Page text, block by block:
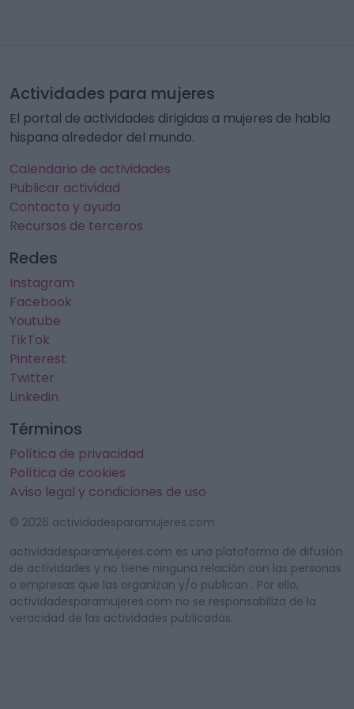
Actividades para mujeres
El portal de actividades dirigidas a mujeres de habla
hispana alrededor del mundo.
Calendario de actividades
Publicar actividad
Contacto y ayuda
Recursos de terceros
Redes
Instagram
Facebook
Youtube
TikTok
Pinterest
Twitter
Linkedin
Términos
Política de privacidad
Política de cookies
Aviso legal y condiciones de uso
© 2026 actividadesparamujeres.com
actividadesparamujeres.com es una plataforma de difusión
de actividades y no tiene ninguna relación con las personas
o empresas que las organizan y/o publican . Por ello,
actividadesparamujeres.com no se responsabiliza de la
veracidad de las actividades publicadas.